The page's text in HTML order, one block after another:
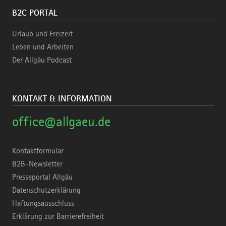
B2C PORTAL
Urlaub und Freizeit
Leben und Arbeiten
Der Allgäu Podcast
KONTAKT & INFORMATION
office@allgaeu.de
Kontaktformular
B2B-Newsletter
Presseportal Allgäu
Datenschutzerklärung
Haftungsausschluss
Erklärung zur Barrierefreiheit